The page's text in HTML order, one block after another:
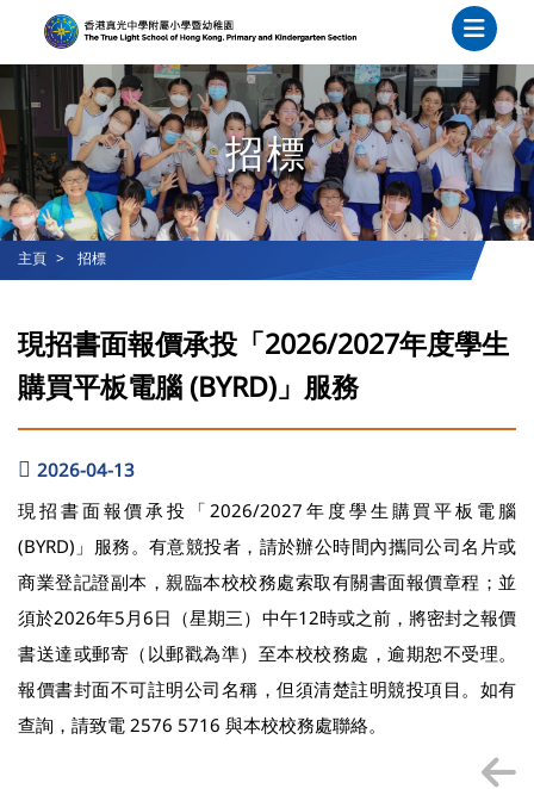
招標
主頁 招標
現招書面報價承投「2026/2027年度學生
購買平板電腦 (BYRD)」服務
2026-04-13
現招書面報價承投「2026/2027年度學生購買平板電腦
(BYRD)」服務。有意競投者，請於辦公時間內攜同公司名片或
商業登記證副本，親臨本校校務處索取有關書面報價章程；並
須於2026年5月6日（星期三）中午12時或之前，將密封之報價
書送達或郵寄（以郵戳為準）至本校校務處，逾期恕不受理。
報價書封面不可註明公司名稱，但須清楚註明競投項目。如有
查詢，請致電 2576 5716 與本校校務處聯絡。